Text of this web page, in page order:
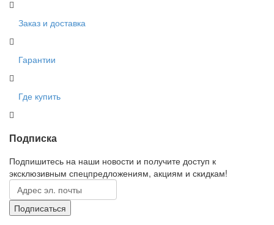
Заказ и доставка
Гарантии
Где купить
Подписка
Подпишитесь на наши новости и получите доступ к
эксклюзивным спецпредложениям, акциям и скидкам!